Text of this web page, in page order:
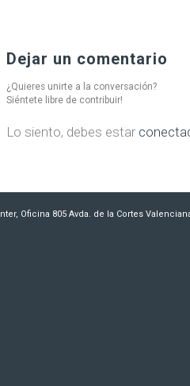
Dejar un comentario
¿Quieres unirte a la conversación?
Siéntete libre de contribuir!
Lo siento, debes estar
Oficina 805 Avda. de la Cortes